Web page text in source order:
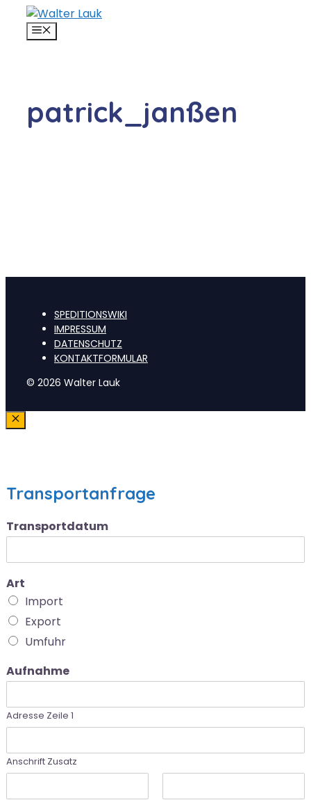
Zum
Inhalt
patrick_janßen
SPEDITIONSWIKI
IMPRESSUM
DATENSCHUTZ
KONTAKTFORMULAR
© 2026 Walter Lauk
Schließen
Transportanfrage
Transportdatum
Art
Import
Export
Umfuhr
Aufnahme
Adresse Zeile 1
Anschrift Zusatz